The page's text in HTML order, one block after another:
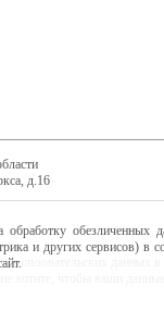
д.16
пользовательских данных в
обработку
и других сервисов) в